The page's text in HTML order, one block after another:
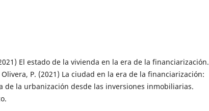
El estado de la vivienda en la era de la financiarización.
Olivera, P. (2021) La ciudad en la era de la financiarización:
de la urbanización desde las inversiones inmobiliarias.